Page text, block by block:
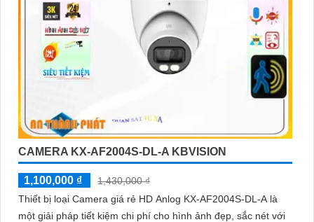
CAMERA KX-AF2004S-DL-A KBVISION
1,100,000 ₫
1,430,000 ₫
Thiết bị loại Camera giá rẻ HD Anlog KX-AF2004S-DL-A là
một giải pháp tiết kiệm chi phí cho hình ảnh đẹp, sắc nét với